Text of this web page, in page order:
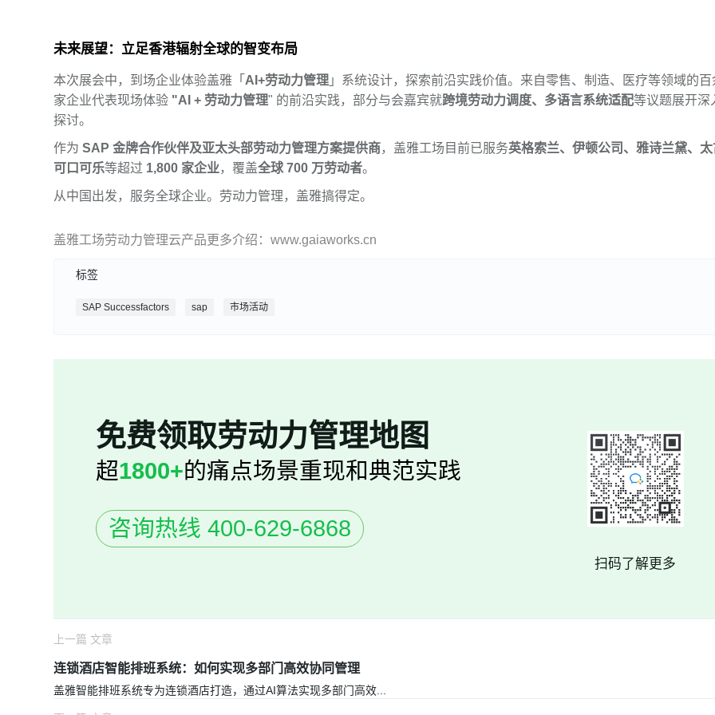
未来展望：立足香港辐射全球的智变布局
本次展会中，到场企业体验盖雅「 AI+劳动力管理 」系统设计，探索前沿实践价值。来自零售、制造、医疗等领域的百
家企业代表现场体验 "AI + 劳动力管理" 的前沿实践，部分与会嘉宾就跨境劳动力调度、多语言系统适配等议题展开深
探讨。
作为SAP 金牌合作伙伴及亚太头部劳动力管理方案提供商，盖雅工场目前已服务英格索兰、伊顿公司、雅诗兰黛、太
可口可乐等超过 1,800 家企业，覆盖全球 700 万劳动者。
从中国出发，服务全球企业。劳动力管理，盖雅搞得定。
盖雅工场劳动力管理云产品更多介绍：www.gaiaworks.cn
标签
SAP Successfactors sap 市场活动
免费领取劳动力管理地图
超1800+的痛点场景重现和典范实践
咨询热线 400-629-6868
扫码了解更多
上一篇 文章
连锁酒店智能排班系统：如何实现多部门高效协同管理
盖雅智能排班系统专为连锁酒店打造，通过AI算法实现多部门高效